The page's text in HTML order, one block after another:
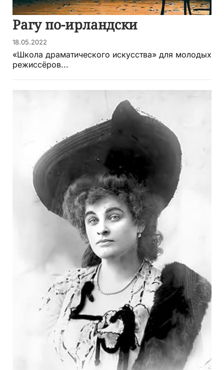
Рагу по-ирландски
18.05.2022
«Школа драматического искусства» для молодых
режиссёров...